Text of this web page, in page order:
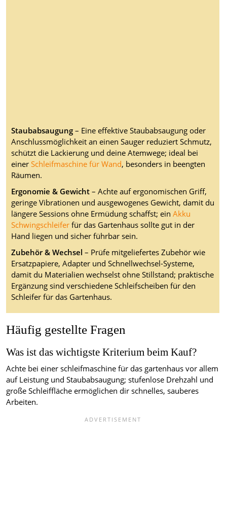
Staubabsaugung– Eine effektive Staubabsaugung oder
Anschlussmöglichkeit an einen Sauger reduziert Schmutz,
schützt die Lackierung und deine Atemwege; ideal bei
einerSchleifmaschine für Wand, besonders in beengten
Räumen.
Ergonomie & Gewicht– Achte auf ergonomischen Griff,
geringe Vibrationen und ausgewogenes Gewicht, damit du
längere Sessions ohne Ermüdung schaffst; ein Akku
Schwingschleiferfür das Gartenhaus sollte gut in der
Hand liegen und sicher führbar sein.
Zubehör & Wechsel – Prüfe mitgeliefertes Zubehör wie
Ersatzpapiere, Adapter und Schnellwechsel-Systeme,
damit du Materialien wechselst ohne Stillstand; praktische
Ergänzung sind verschiedene Schleifscheiben für den
Schleifer für das Gartenhaus.
Häufig gestellte Fragen
Was ist das wichtigste Kriterium beim Kauf?
Achte bei einer schleifmaschine für das gartenhaus vor allem
auf Leistung und Staubabsaugung; stufenlose Drehzahl und
große Schleiffläche ermöglichen dir schnelles, sauberes
Arbeiten.